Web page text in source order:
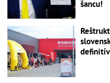
šancu!